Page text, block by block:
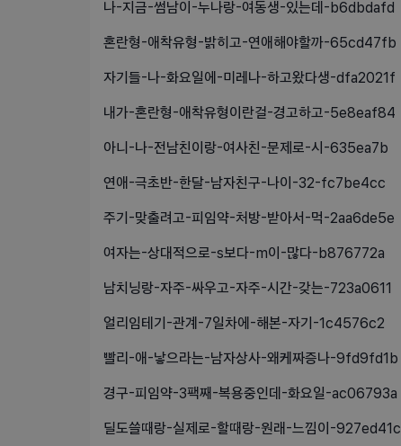
나-지금-썸남이-누나랑-여동생-있는데-b6dbdafd
혼란형-애착유형-밝히고-연애해야할까-65cd47fb
자기들-나-화요일에-미레나-하고왔다생-dfa2021f
내가-혼란형-애착유형이란걸-경고하고-5e8eaf84
아니-나-전남친이랑-여사친-문제로-시-635ea7b
연애-극초반-한달-남자친구-나이-32-fc7be4cc
주기-맞출려고-피임약-처방-받아서-먹-2aa6de5e
여자는-상대적으로-s보다-m이-많다-b876772a
남치닝랑-자주-싸우고-자주-시간-갖는-723a0611
얼리임테기-관계-7일차에-해본-자기-1c4576c2
빨리-애-낳으라는-남자상사-왜케짜증나-9fd9fd1b
경구-피임약-3팩째-복용중인데-화요일-ac06793a
딜도쓸때랑-실제로-할때랑-원래-느낌이-927ed41c